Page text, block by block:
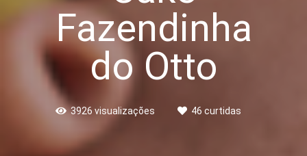
Fazendinha
do Otto
3926 visualizações 46 curtidas